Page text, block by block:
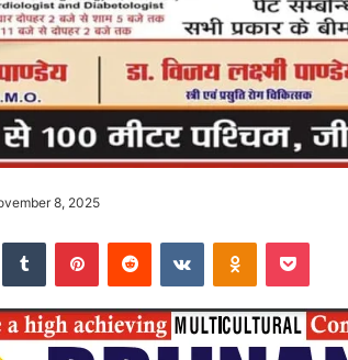
8, 2025
Tumblr PinterestReddit VKontakteOdnoklassniki
Pocket